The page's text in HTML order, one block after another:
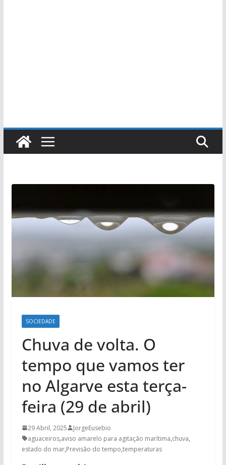
SOCIEDADE
Chuva de volta. O
tempo que vamos ter
no Algarve esta terça-
feira (29 de abril)
29 Abril, 2025
JorgeEusebio
aguaceiros,aviso amarelo para agitação marítima,chuva,
estado do mar,Previsão do tempo,temperaturas